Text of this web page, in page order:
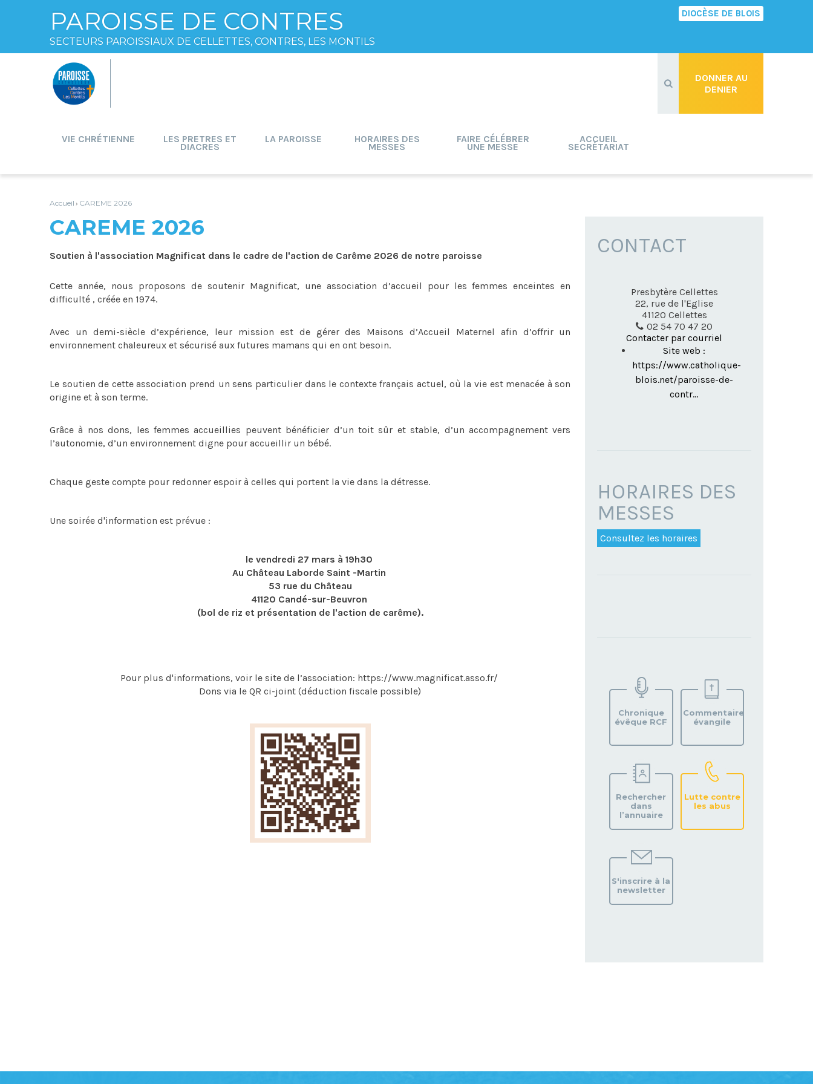
PAROISSE DE CONTRES
SECTEURS PAROISSIAUX DE CELLETTES, CONTRES, LES MONTILS
DIOCÈSE DE BLOIS
contenu.
Aller
navigation
personnels
DONNER AU
DENIER
VIE CHRÉTIENNE LES PRETRES ET
DIACRES
LA PAROISSE HORAIRES DES
MESSES
FAIRE CÉLÉBRER
UNE MESSE
ACCUEIL
SECRÉTARIAT
Accueil › CAREME 2026
CAREME 2026
Soutien à l'association Magnificat dans le cadre de l'action de Carême 2026 de notre paroisse
Cette année, nous proposons de soutenir Magnificat, une association d’accueil pour les femmes enceintes en
difficulté , créée en 1974.
Avec un demi-siècle d’expérience, leur mission est de gérer des Maisons d’Accueil Maternel afin d’offrir un
environnement chaleureux et sécurisé aux futures mamans qui en ont besoin.
Le soutien de cette association prend un sens particulier dans le contexte français actuel, où la vie est menacée à son
origine et à son terme.
Grâce à nos dons, les femmes accueillies peuvent bénéficier d’un toit sûr et stable, d’un accompagnement vers
l’autonomie, d’un environnement digne pour accueillir un bébé.
Chaque geste compte pour redonner espoir à celles qui portent la vie dans la détresse.
Une soirée d'information est prévue :
le vendredi 27 mars à 19h30
Au Château Laborde Saint -Martin
53 rue du Château
41120 Candé-sur-Beuvron
(bol de riz et présentation de l'action de carême).
Pour plus d'informations, voir le site de l’association: https://www.magnificat.asso.fr/
Dons via le QR ci-joint (déduction fiscale possible)
CONTACT
Presbytère Cellettes
22, rue de l'Eglise
41120 Cellettes
02 54 70 47 20
Contacter par courriel
Site web :
https://www.catholique-
blois.net/paroisse-de-
contr...
HORAIRES DES
MESSES
Consultez les horaires
PAROISSE
Chronique
évêque RCF
Commentaire
évangile
Rechercher
dans
l’annuaire
Lutte contre
les abus
S'inscrire à la
newsletter